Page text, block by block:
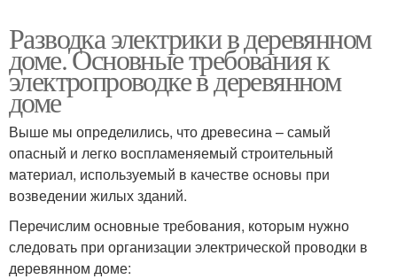
Разводка электрики в деревянном
доме. Основные требования к
электропроводке в деревянном
доме
Выше мы определились, что древесина – самый
опасный и легко воспламеняемый строительный
материал, используемый в качестве основы при
возведении жилых зданий.
Перечислим основные требования, которым нужно
следовать при организации электрической проводки в
деревянном доме: